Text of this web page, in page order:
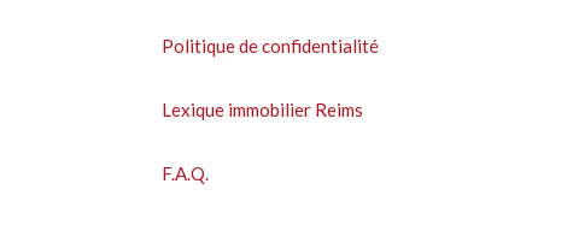
Politique de confidentialité
Lexique immobilier Reims
F.A.Q.